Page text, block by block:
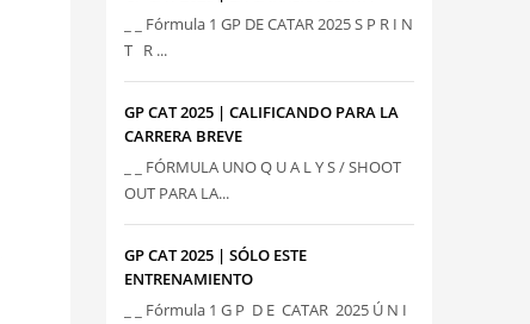
_ _ Fórmula 1 GP DE CATAR 2025 S P R I N
T R ...
GP CAT 2025 | CALIFICANDO PARA LA
CARRERA BREVE
_ _ FÓRMULA UNO Q U A L Y S / SHOOT
OUT PARA LA...
GP CAT 2025 | SÓLO ESTE
ENTRENAMIENTO
_ _ Fórmula 1 G P D E CATAR 2025 Ú N I